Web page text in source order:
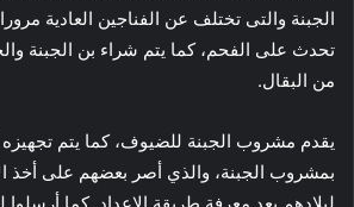
الجبنة والتى تختلف عن الفناجين العادية مرورا
تحدث على الفحم، كما يتم شراء بن الجبنة
من البقال.
يقدم مشروب الجبنة للضيوف، كما يتم تجهيزه
بمشروب الجبنة، والذي أصر بعضهم على أخذ
لبلادهم بعد معرفة طريقة الإعداد. كما